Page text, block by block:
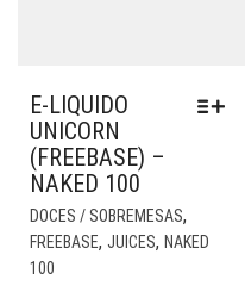
E-LIQUIDO
UNICORN
(FREEBASE) –
NAKED 100
DOCES / SOBREMESAS,
FREEBASE, JUICES, NAKED
100